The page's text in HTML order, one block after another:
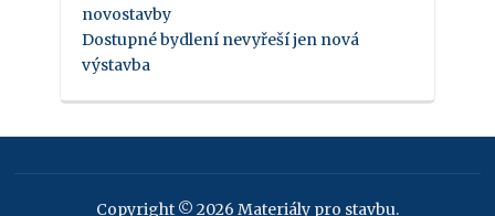
novostavby
Dostupné bydlení nevyřeší jen nová
výstavba
Copyright © 2026 Materiály pro stavbu.